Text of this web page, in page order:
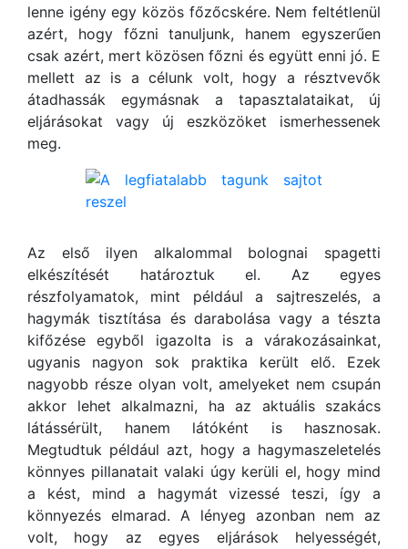
lenne igény egy közös főzőcskére. Nem feltétlenül
azért, hogy főzni tanuljunk, hanem egyszerűen
csak azért, mert közösen főzni és együtt enni jó. E
mellett az is a célunk volt, hogy a résztvevők
átadhassák egymásnak a tapasztalataikat, új
eljárásokat vagy új eszközöket ismerhessenek
meg.
Az első ilyen alkalommal bolognai spagetti
elkészítését határoztuk el. Az egyes
részfolyamatok, mint például a sajtreszelés, a
hagymák tisztítása és darabolása vagy a tészta
kifőzése egyből igazolta is a várakozásainkat,
ugyanis nagyon sok praktika került elő. Ezek
nagyobb része olyan volt, amelyeket nem csupán
akkor lehet alkalmazni, ha az aktuális szakács
látássérült, hanem látóként is hasznosak.
Megtudtuk például azt, hogy a hagymaszeletelés
könnyes pillanatait valaki úgy kerüli el, hogy mind
a kést, mind a hagymát vizessé teszi, így a
könnyezés elmarad. A lényeg azonban nem az
volt, hogy az egyes eljárások helyességét,